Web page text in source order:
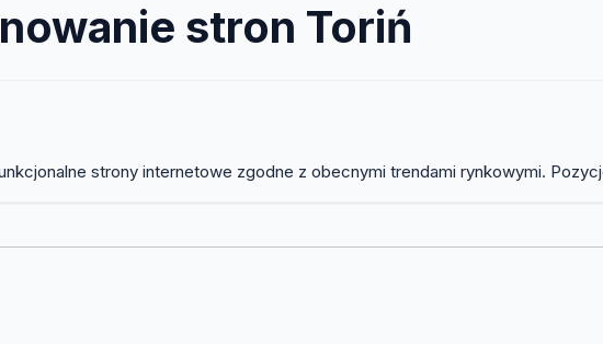
stron Toriń
strony internetowe zgodne z obecnymi trendami rynkowymi.